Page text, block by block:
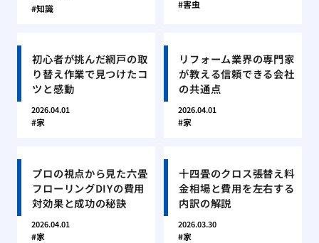
知識 害虫
初心者が挑んだ網戸の取
り替え作業で見つけたコ
ツと感動
2026.04.01
家
リフォーム業界の専門家
が教える信頼できる会社
の共通点
2026.04.01
家
プロの視点から見た六畳
フローリングDIYの費用
対効果と成功の秘訣
2026.04.01
家
十四畳のクロス張替え料
金相場と費用を左右する
内訳の解説
2026.03.30
家